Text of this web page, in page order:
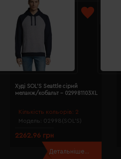
Кількість кольорів: 2
Модель: 02998(SOL’S)
Худі SOL'S Seattle сірий
меланж/кобальт - 029981103XL
2262.96 грн
Детальніше...